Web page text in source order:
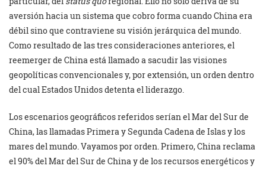
aversión hacia un sistema que cobro forma cuando China era
débil sino que contraviene su visión jerárquica del mundo.
Como resultado de las tres consideraciones anteriores, el
reemerger de China está llamado a sacudir las visiones
geopolíticas convencionales y, por extensión, un orden dentro
del cual Estados Unidos detenta el liderazgo.
Los escenarios geográficos referidos serían el Mar del Sur de
China, las llamadas Primera y Segunda Cadena de Islas y los
mares del mundo. Vayamos por orden. Primero, China reclama
el 90% del Mar del Sur de China y de los recursos energéticos y